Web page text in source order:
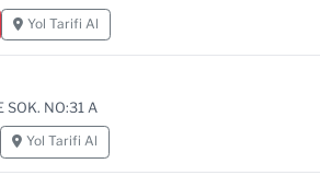
Yol Tarifi Al
SOK. NO:31 A
Yol Tarifi Al